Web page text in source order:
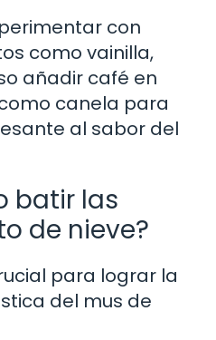
con
como vainilla,
añadir café en
canela para
al sabor del
batir las
de nieve?
para lograr la
del mus de